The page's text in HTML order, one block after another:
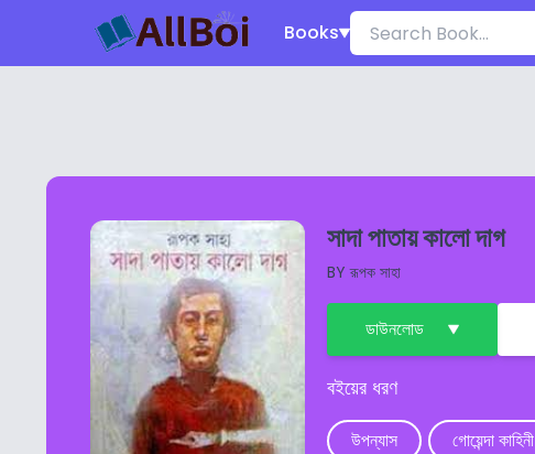
Books
সাদা পাতায় কালো দাগ
BYরূপক সাহা
ডাউনলোড
বইয়ের ধরণ
উপন্যাস গোয়েন্দা কাহিনী